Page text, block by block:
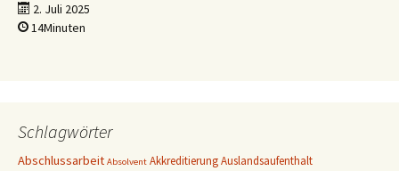
2. Juli 2025
14Minuten
Schlagwörter
Abschlussarbeit Absolvent AkkreditierungAuslandsaufenthalt